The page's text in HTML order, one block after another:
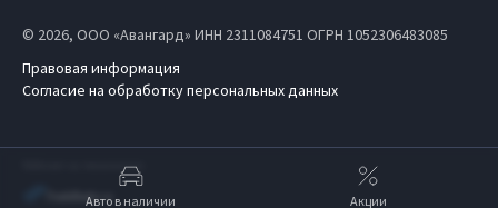
© 2026, ООО «Авангард» ИНН 2311084751 ОГРН 1052306483085
Правовая информация
Согласие на обработку персональных данных
Работает на технологиях
Авто в наличии Акции